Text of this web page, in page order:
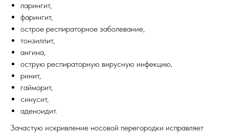
ларингит,
фарингит,
острое респираторное заболевание,
тонзиллит,
ангина,
острую респираторную вирусную инфекцию,
ринит,
гайморит,
синусит,
аденоидит.
Зачастую искривление носовой перегородки исправляет